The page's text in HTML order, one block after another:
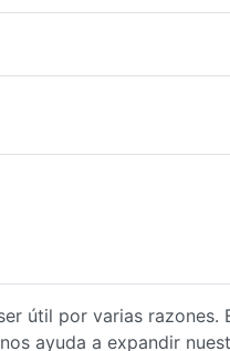
útil por varias razones.
nos ayuda a expandir